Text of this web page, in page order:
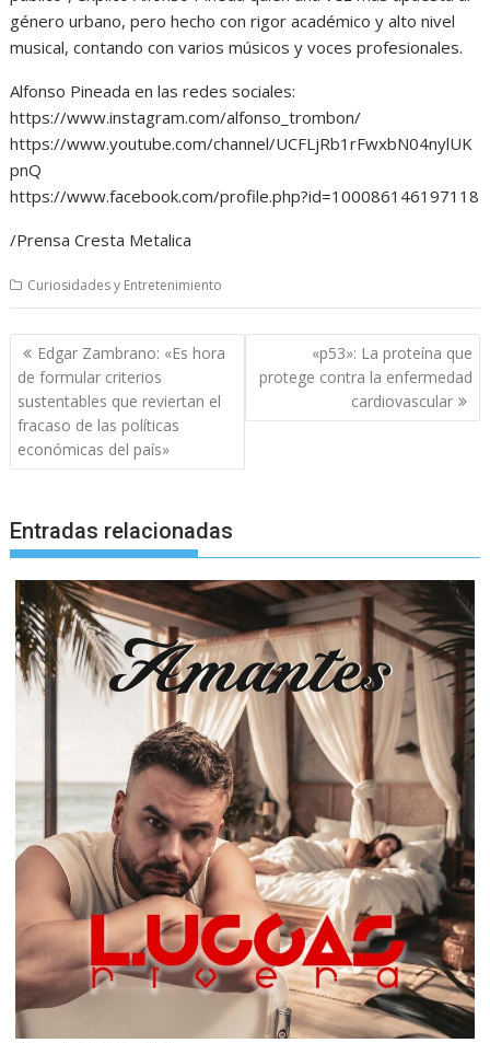
género urbano, pero hecho con rigor académico y alto nivel
musical, contando con varios músicos y voces profesionales.
Alfonso Pineada en las redes sociales:
https://www.instagram.com/alfonso_trombon/
https://www.youtube.com/channel/UCFLjRb1rFwxbN04nylUK
pnQ
https://www.facebook.com/profile.php?id=100086146197118
/Prensa Cresta Metalica
Curiosidades y Entretenimiento
Navegación
de
entradas
Edgar Zambrano: «Es hora
de formular criterios
sustentables que reviertan el
fracaso de las políticas
económicas del país»
«p53»: La proteína que
protege contra la enfermedad
cardiovascular
Entradas relacionadas